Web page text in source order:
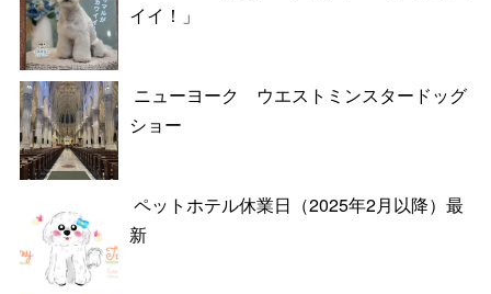
イイ！」
ニューヨーク ウエストミンスタードッグ
ショー
ペットホテル休業日（2025年2月以降）最
新